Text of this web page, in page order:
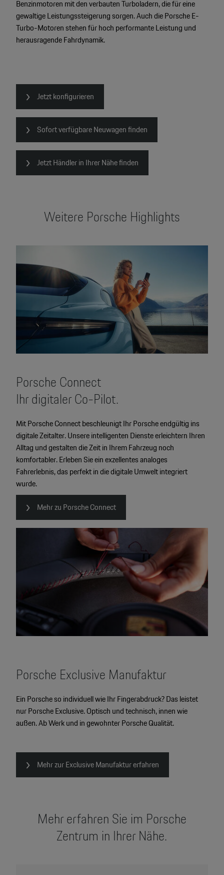
Benzinmotoren mit den verbauten Turboladern, die für eine
gewaltige Leistungssteigerung sorgen. Auch die Porsche E-
Turbo-Motoren stehen für hoch performante Leistung und
herausragende Fahrdynamik.
Jetzt konfigurieren
Sofort verfügbare Neuwagen finden
Jetzt Händler in Ihrer Nähe finden
Weitere Porsche Highlights
Porsche Connect
Ihr digitaler Co-Pilot.
Mit Porsche Connect beschleunigt Ihr Porsche endgültig ins
digitale Zeitalter. Unsere intelligenten Dienste erleichtern Ihren
Alltag und gestalten die Zeit in Ihrem Fahrzeug noch
komfortabler. Erleben Sie ein exzellentes analoges
Fahrerlebnis, das perfekt in die digitale Umwelt integriert
wurde.
Mehr zu Porsche Connect
Porsche Exclusive Manufaktur
Ein Porsche so individuell wie Ihr Fingerabdruck? Das leistet
nur Porsche Exclusive. Optisch und technisch, innen wie
außen. Ab Werk und in gewohnter Porsche Qualität.
Mehr zur Exclusive Manufaktur erfahren
Mehr erfahren Sie im Porsche
Zentrum in Ihrer Nähe.
2
2
2